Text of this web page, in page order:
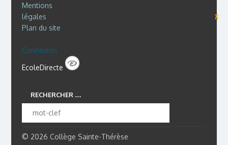
Mentions
légales
⊼
Plan du site
Connexion
EcoleDirecte
RECHERCHER …
© 2026 Collège Sainte-Thérèse